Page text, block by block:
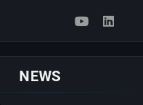
NEWS